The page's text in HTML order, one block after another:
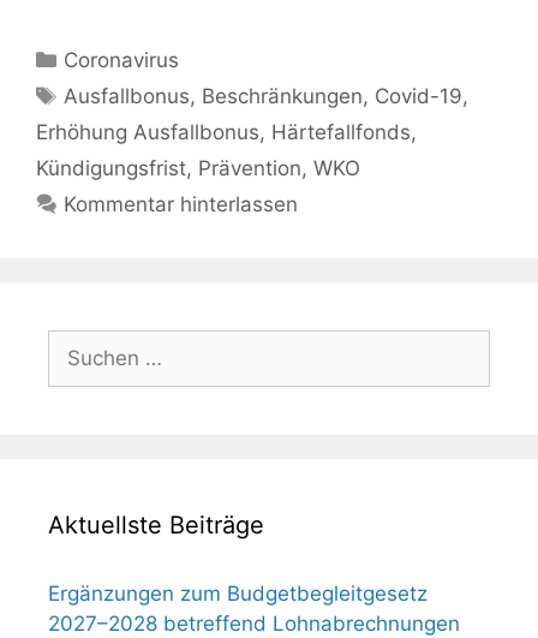
Kategorien
Coronavirus
Schlagwörter
Ausfallbonus, Beschränkungen, Covid-19,
Erhöhung Ausfallbonus, Härtefallfonds,
Kündigungsfrist, Prävention, WKO
Kommentar hinterlassen
Suchen
nach:
Aktuellste Beiträge
Ergänzungen zum Budgetbegleitgesetz
2027–2028 betreffend Lohnabrechnungen